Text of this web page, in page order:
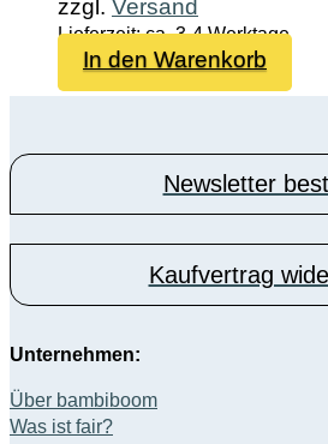
zzgl. Versand
Lieferzeit: ca. 3-4 Werktage
In den Warenkorb
Unternehmen:
Über bambiboom
Was ist fair?
Newsletter
Kaufvertrag